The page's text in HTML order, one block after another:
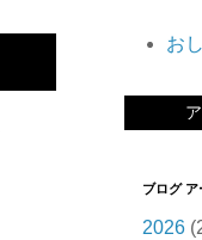
お
ブログ ア
2026